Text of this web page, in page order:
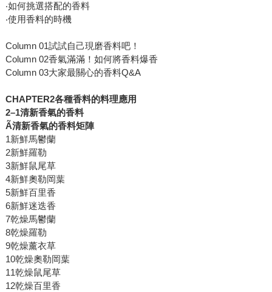
‧如何挑選搭配的香料
‧使用香料的時機
Column 01試試自己現磨香料吧！
Column 02香氣滿滿！如何將香料爆香
Column 03大家最關心的香料Q&A
CHAPTER2各種香料的料理應用
2–1清新香氣的香料
Ã清新香氣的香料矩陣
1新鮮馬鬱蘭
2新鮮羅勒
3新鮮鼠尾草
4新鮮奧勒岡葉
5新鮮百里香
6新鮮迷迭香
7乾燥馬鬱蘭
8乾燥羅勒
9乾燥薰衣草
10乾燥奧勒岡葉
11乾燥鼠尾草
12乾燥百里香